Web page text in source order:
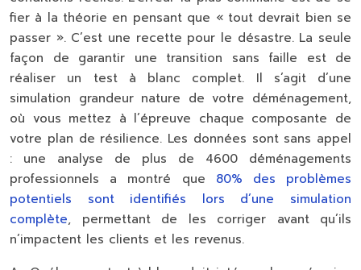
fier à la théorie en pensant que « tout devrait bien se
passer ». C’est une recette pour le désastre. La seule
façon de garantir une transition sans faille est de
réaliser un test à blanc complet. Il s’agit d’une
simulation grandeur nature de votre déménagement,
où vous mettez à l’épreuve chaque composante de
votre plan de résilience. Les données sont sans appel
: une analyse de plus de 4600 déménagements
professionnels a montré que 80% des problèmes
potentiels sont identifiés lors d’une simulation
complète, permettant de les corriger avant qu’ils
n’impactent les clients et les revenus.